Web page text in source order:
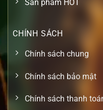
Sản phẩm HOT
CHÍNH SÁCH
Chính sách chung
Chính sách bảo mật
Chính sách thanh